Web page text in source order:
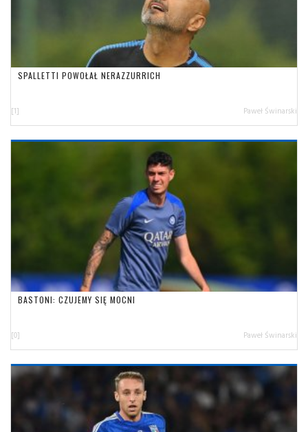
SPALLETTI POWOŁAŁ NERAZZURRICH
[1] Paweł Świnarski
BASTONI: CZUJEMY SIĘ MOCNI
[0] Paweł Świnarski